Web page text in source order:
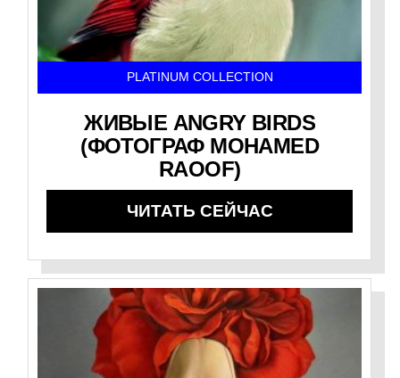
PLATINUM COLLECTION
ЖИВЫЕ ANGRY BIRDS
(ФОТОГРАФ MOHAMED
RAOOF)
ЧИТАТЬ СЕЙЧАС